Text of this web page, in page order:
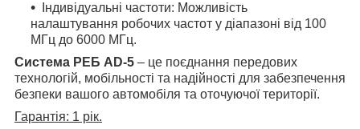
Індивідуальні частоти: Можливість
налаштування робочих частот у діапазоні від 100
МГц до 6000 МГц.
Система РЕБ AD-5 – це поєднання передових
технологій, мобільності та надійності для забезпечення
безпеки вашого автомобіля та оточуючої території.
Гарантія: 1 рік.